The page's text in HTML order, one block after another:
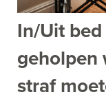
In/Uit
geholpen
straf